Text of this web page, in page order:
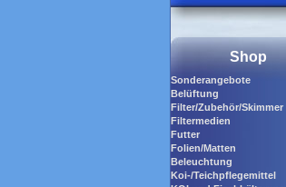
Shop
Sonderangebote
Belüftung
Filter/Zubehör/Skimmer
Filtermedien
Futter
Folien/Matten
Beleuchtung
Koi-/Teichpflegemittel